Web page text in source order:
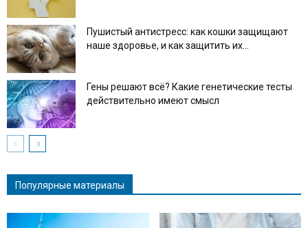
Пушистый антистресс: как кошки защищают
наше здоровье, и как защитить их...
Гены решают всё? Какие генетические тесты
действительно имеют смысл
Популярные материалы